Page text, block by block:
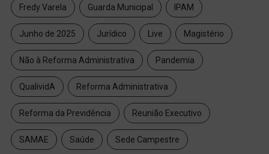
Fredy Varela Guarda Municipal IPAM
Junho de 2025 Jurídico Live Magistério
Não à Reforma Administrativa Pandemia
QualividA Reforma Administrativa
Reforma da Previdência Reunião Executivo
SAMAE Saúde Sede Campestre